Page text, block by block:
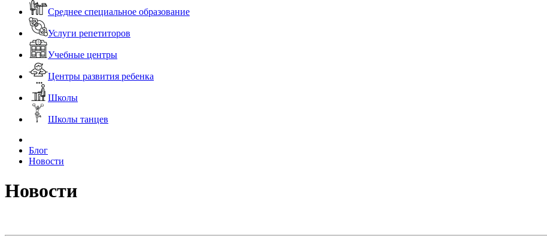
Среднее специальное образование
Услуги репетиторов
Учебные центры
Центры развития ребенка
Школы
Школы танцев
Блог
Новости
Новости